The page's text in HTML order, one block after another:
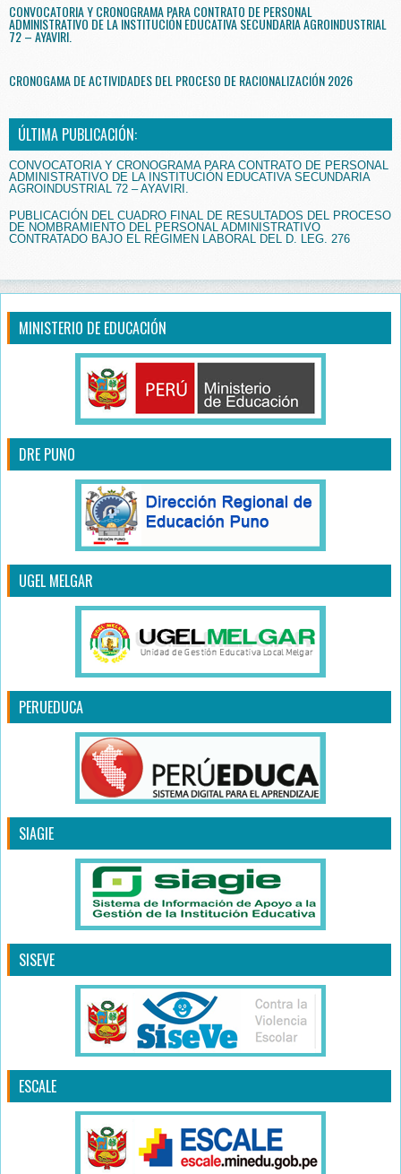
CONVOCATORIA Y CRONOGRAMA PARA CONTRATO DE PERSONAL
ADMINISTRATIVO DE LA INSTITUCIÓN EDUCATIVA SECUNDARIA AGROINDUSTRIAL
72 – AYAVIRI.
CRONOGAMA DE ACTIVIDADES DEL PROCESO DE RACIONALIZACIÓN 2026
ÚLTIMA PUBLICACIÓN:
CONVOCATORIA Y CRONOGRAMA PARA CONTRATO DE PERSONAL
ADMINISTRATIVO DE LA INSTITUCIÓN EDUCATIVA SECUNDARIA
AGROINDUSTRIAL 72 – AYAVIRI.
PUBLICACIÓN DEL CUADRO FINAL DE RESULTADOS DEL PROCESO
DE NOMBRAMIENTO DEL PERSONAL ADMINISTRATIVO
CONTRATADO BAJO EL RÉGIMEN LABORAL DEL D. LEG. 276
MINISTERIO DE EDUCACIÓN
DRE PUNO
UGEL MELGAR
PERUEDUCA
SIAGIE
SISEVE
ESCALE